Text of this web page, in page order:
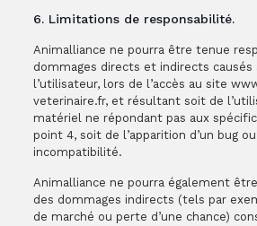
6. Limitations de responsabilité.
Animalliance ne pourra être tenue
dommages directs et indirects causés
l’utilisateur, lors de l’accès au site
veterinaire.fr, et résultant soit de
matériel ne répondant pas aux
point 4, soit de l’apparition d’un bug ou
incompatibilité.
Animalliance ne pourra également
des dommages indirects (tels par
de marché ou perte d’une chance)